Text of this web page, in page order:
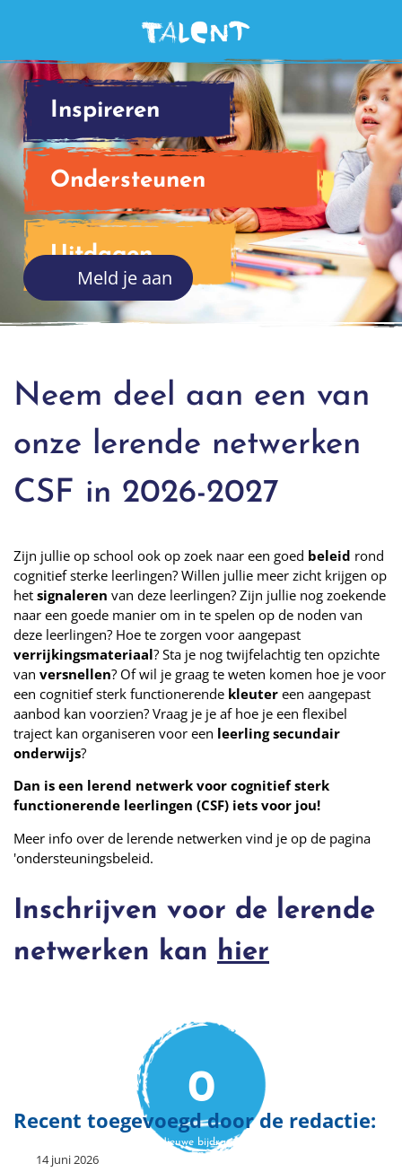
Inspireren
Ondersteunen
Uitdagen
Meld je aan
Neem deel aan een van
onze lerende netwerken
CSF in 2026-2027
Zijn jullie op school ook op zoek naar een goed beleid rond
cognitief sterke leerlingen? Willen jullie meer zicht krijgen op
het signaleren van deze leerlingen? Zijn jullie nog zoekende
naar een goede manier om in te spelen op de noden van
deze leerlingen? Hoe te zorgen voor aangepast
verrijkingsmateriaal? Sta je nog twijfelachtig ten opzichte
van versnellen? Of wil je graag te weten komen hoe je voor
een cognitief sterk functionerende kleuter een aangepast
aanbod kan voorzien? Vraag je je af hoe je een flexibel
traject kan organiseren voor een leerling secundair
onderwijs?
Dan is een lerend netwerk voor cognitief sterk
functionerende leerlingen (CSF) iets voor jou!
Meer info over de lerende netwerken vind je op de pagina
'ondersteuningsbeleid.
Inschrijven voor de lerende
netwerken kan hier
0
Nieuwe bijdragen
afgelopen 7 dagen
Recent toegevoegd door de redactie:
14 juni 2026